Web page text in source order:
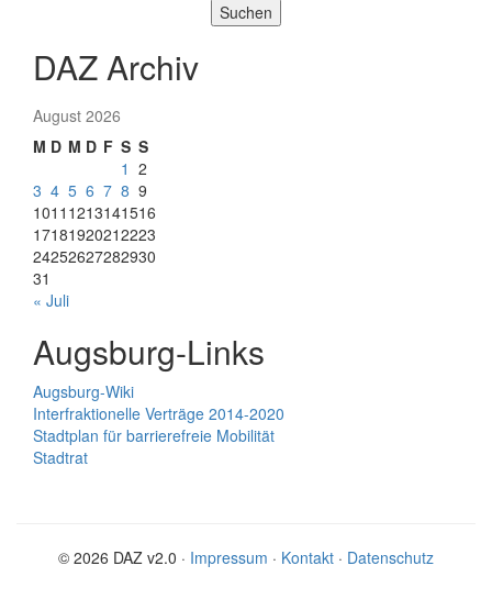
Suchen
DAZ Archiv
August 2026
M D M D F S S
1 2
3 4 5 6 7 8 9
1011 1213141516
17181920212223
24252627282930
31
« Juli
Augsburg-Links
Augsburg-Wiki
Interfraktionelle Verträge 2014-2020
Stadtplan für barrierefreie Mobilität
Stadtrat
© 2026 DAZ v2.0 · Impressum · Kontakt · Datenschutz